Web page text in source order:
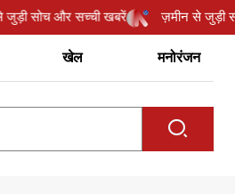
से जुड़ी सोच और सच्ची खबरें ज़मीन से
खेल मनोरंजन